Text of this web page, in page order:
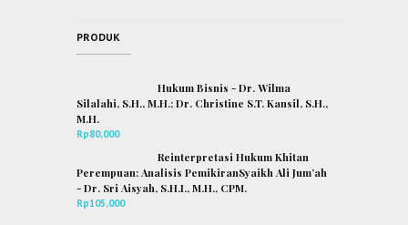
PRODUK
Hukum Bisnis - Dr. Wilma
Silalahi, S.H., M.H.; Dr. Christine S.T. Kansil, S.H.,
M.H.
Rp80,000
Reinterpretasi Hukum Khitan
Perempuan: Analisis PemikiranSyaikh Ali Jum’ah
- Dr. Sri Aisyah, S.H.I., M.H., CPM.
Rp105,000